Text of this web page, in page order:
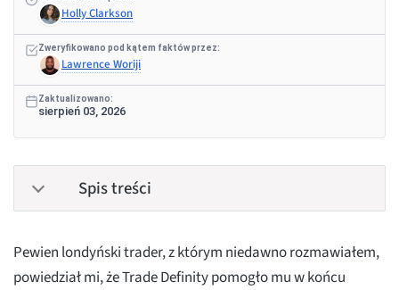
Holly Clarkson
Zweryfikowano pod kątem faktów przez:
Lawrence Woriji
Zaktualizowano:
sierpień 03, 2026
Spis treści
Pewien londyński trader, z którym niedawno rozmawiałem,
powiedział mi, że Trade Definity pomogło mu w końcu